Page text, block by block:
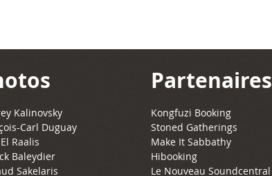
Kalinovsky
Carl Duguay
Raalis
Baleydier
Sakelaris
Partenaires
Kongfuzi Booking
Stoned Gatherings
Make It Sabbathy
Hibooking
Le Nouveau Soundcentral